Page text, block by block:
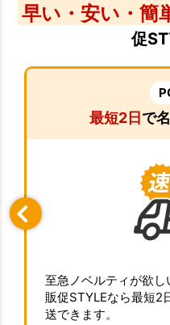
早い・安い・簡
促
最短2日 で
至急ノベルティが欲し
販促STYLEなら最短2
送できます。